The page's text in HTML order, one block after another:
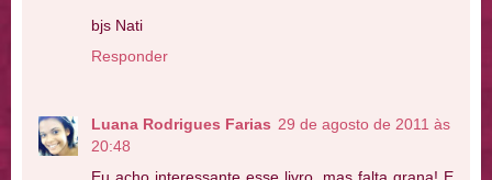
bjs Nati
Responder
Luana Rodrigues Farias 29 de agosto de 2011 às
20:48